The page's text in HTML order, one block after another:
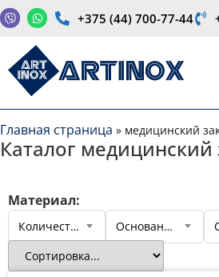
Главная страница » медицинский
Каталог
Материал:
Количество секций Основание
+375 (44) 700-77-44
Производство медицинской